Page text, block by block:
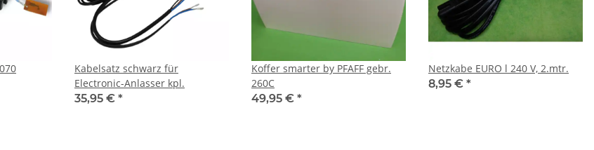
Kabelsatz schwarz für
Electronic-Anlasser kpl.
35,95 € *
Koffer smarter by PFAFF gebr.
260C
49,95 € *
Netzkabe EURO l 240 V, 2.mtr.
8,95 € *